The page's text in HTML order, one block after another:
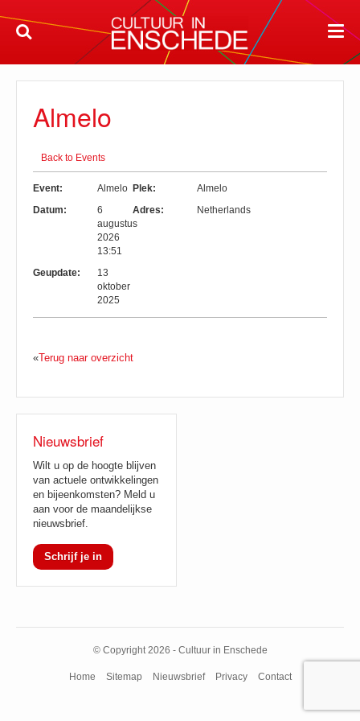
Almelo
Back to Events
Event:
Almelo
Datum:
6
augustus
2026
13:51
Geupdate:
13
oktober
2025
Plek:
Almelo
Adres:
Netherlands
«Terug naar overzicht
Nieuwsbrief
Wilt u op de hoogte blijven
van actuele ontwikkelingen
en bijeenkomsten? Meld u
aan voor de maandelijkse
nieuwsbrief.
Schrijf je in
© Copyright 2026 - Cultuur in Enschede
Home Sitemap Nieuwsbrief Privacy Contact